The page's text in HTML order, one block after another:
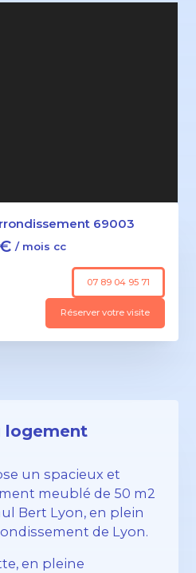
69003
/ mois cc
07 89 04 95 71
Réserver votre visite
logement
un spacieux et
meublé de 50 m2
Bert Lyon, en plein
de Lyon.
en pleine